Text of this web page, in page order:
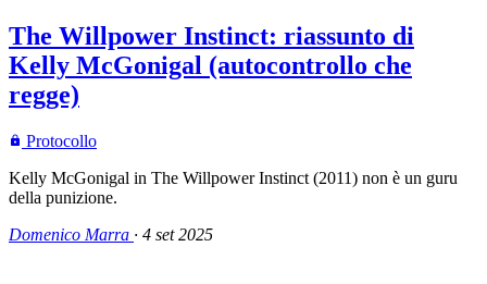
The Willpower Instinct: riassunto di
Kelly McGonigal (autocontrollo che
regge)
Protocollo
Kelly McGonigal in The Willpower Instinct (2011) non è un guru
della punizione.
Domenico Marra · 4 set 2025